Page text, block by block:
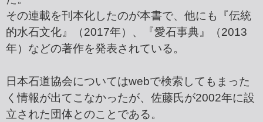
その連載を刊本化したのが本書で、他にも『伝統
的水石文化』（2017年）、『愛石事典』（2013
年）などの著作を発表されている。
日本石道協会についてはwebで検索してもまった
く情報が出てこなかったが、佐藤氏が2002年に設
立された団体とのことである。